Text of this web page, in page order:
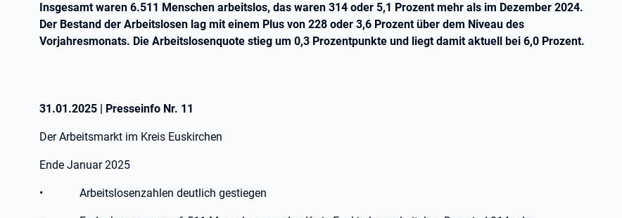
Insgesamt waren 6.511 Menschen arbeitslos, das waren 314 oder 5,1 Prozent mehr als im Dezember 2024.
Der Bestand der Arbeitslosen lag mit einem Plus von 228 oder 3,6 Prozent über dem Niveau des
Vorjahresmonats. Die Arbeitslosenquote stieg um 0,3 Prozentpunkte und liegt damit aktuell bei 6,0 Prozent.
31.01.2025 | Presseinfo Nr. 11
Der Arbeitsmarkt im Kreis Euskirchen
Ende Januar 2025
• Arbeitslosenzahlen deutlich gestiegen